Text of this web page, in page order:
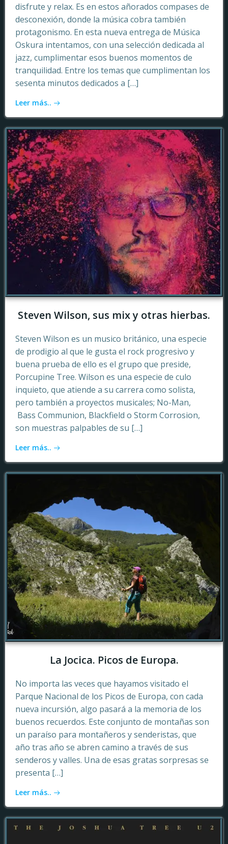
disfrute y relax. Es en estos añorados compases de
desconexión, donde la música cobra también
protagonismo. En esta nueva entrega de Música
Oskura intentamos, con una selección dedicada al
jazz, cumplimentar esos buenos momentos de
tranquilidad. Entre los temas que cumplimentan los
sesenta minutos dedicados a […]
Leer más..
Steven Wilson, sus mix y otras hierbas.
Steven Wilson es un musico británico, una especie
de prodigio al que le gusta el rock progresivo y
buena prueba de ello es el grupo que preside,
Porcupine Tree. Wilson es una especie de culo
inquieto, que atiende a su carrera como solista,
pero también a proyectos musicales; No-Man,
Bass Communion, Blackfield o Storm Corrosion,
son muestras palpables de su […]
Leer más..
La Jocica. Picos de Europa.
No importa las veces que hayamos visitado el
Parque Nacional de los Picos de Europa, con cada
nueva incursión, algo pasará a la memoria de los
buenos recuerdos. Este conjunto de montañas son
un paraíso para montañeros y senderistas, que
año tras año se abren camino a través de sus
senderos y valles. Una de esas gratas sorpresas se
presenta […]
Leer más..